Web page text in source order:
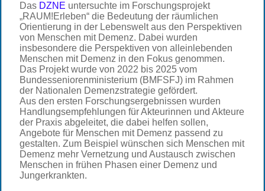
Das DZNE untersuchte im Forschungsprojekt
„RAUM!Erleben“ die Bedeutung der räumlichen
Orientierung in der Lebenswelt aus den Perspektiven
von Menschen mit Demenz. Dabei wurden
insbesondere die Perspektiven von alleinlebenden
Menschen mit Demenz in den Fokus genommen.
Das Projekt wurde von 2022 bis 2025 vom
Bundesseniorenministerium (BMFSFJ) im Rahmen
der Nationalen Demenzstrategie gefördert.
Aus den ersten Forschungsergebnissen wurden
Handlungsempfehlungen für Akteurinnen und Akteure
der Praxis abgeleitet, die dabei helfen sollen,
Angebote für Menschen mit Demenz passend zu
gestalten. Zum Beispiel wünschen sich Menschen mit
Demenz mehr Vernetzung und Austausch zwischen
Menschen in frühen Phasen einer Demenz und
Jungerkrankten.